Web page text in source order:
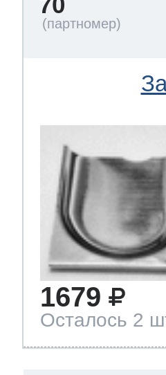
1679
Осталось 2